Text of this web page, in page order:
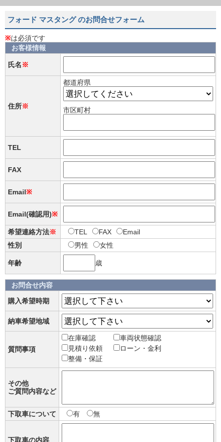
フォード マスタング のお問合せフォーム
※は必須です
お客様情報
氏名※
住所※
都道府県
市区町村
TEL
FAX
Email※
Email(確認用)※
希望連絡方法※ TEL FAX
Email
性別
男性 女性
年齢 歳
お問合せ内容
購入希望時期
納車希望地域
質問事項
在庫確認
車両状態確認
見積り依頼
ローン・金利
整備・保証
その他
ご質問内容など
下取車について 有 無
下取車の内容